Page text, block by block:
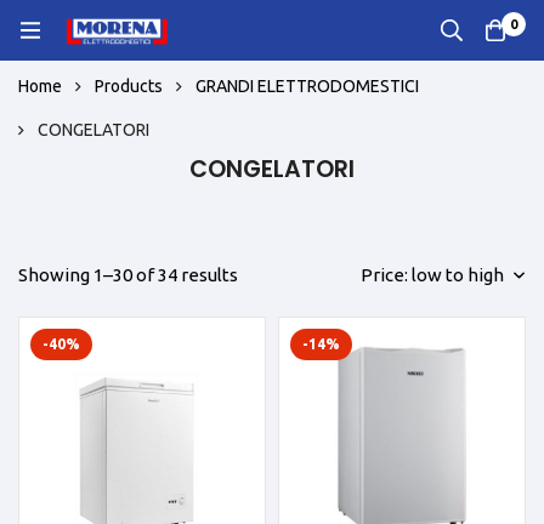
0
Home Products GRANDI ELETTRODOMESTICI
CONGELATORI
CONGELATORI
Showing 1–30 of 34 results Price: low to high
-40% -14%